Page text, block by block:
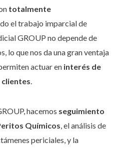
totalmente
el trabajo imparcial de
GROUP no depende de
lo que nos da una gran ventaja
actuar en interés de
clientes.
hacemos seguimiento
Químicos, el análisis de
periciales, y la